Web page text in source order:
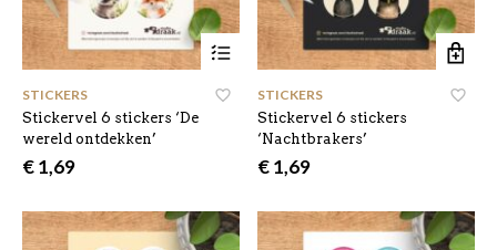
STICKERS
Stickervel 6 stickers ‘De
wereld ontdekken’
€1,69
STICKERS
Stickervel 6 stickers
‘Nachtbrakers’
€1,69